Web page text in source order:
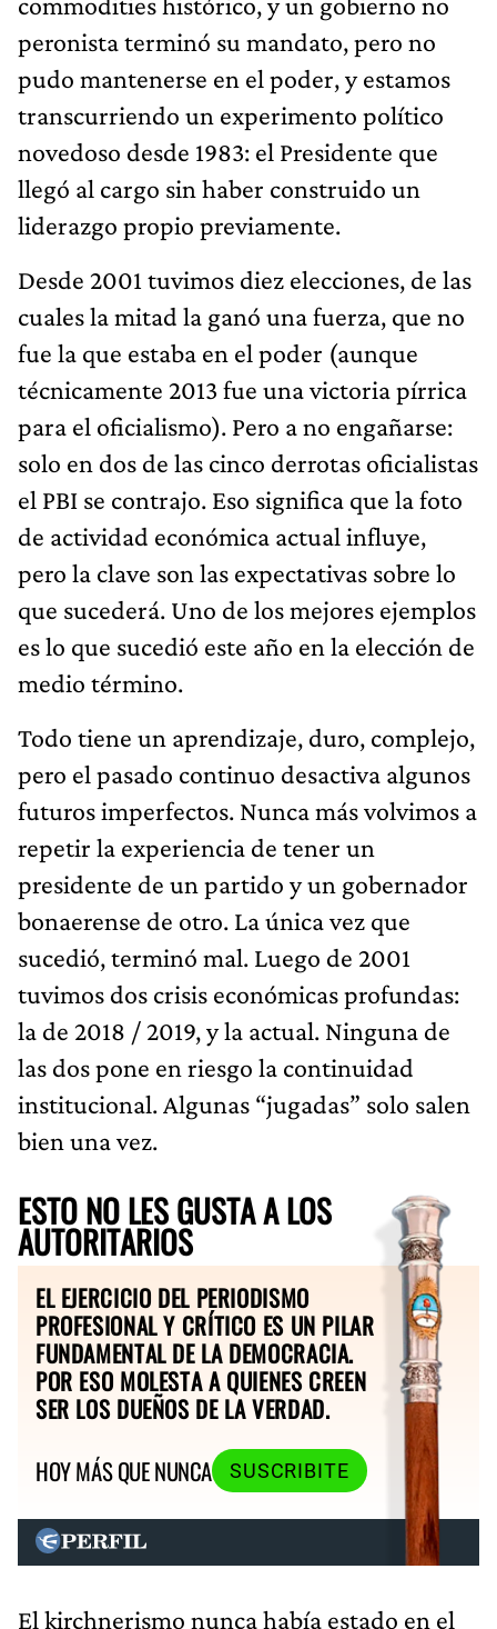
peronista terminó su mandato, pero no
pudo mantenerse en el poder, y estamos
transcurriendo un experimento político
novedoso desde 1983: el Presidente que
llegó al cargo sin haber construido un
liderazgo propio previamente.
Desde 2001 tuvimos diez elecciones, de las
cuales la mitad la ganó una fuerza, que no
fue la que estaba en el poder (aunque
técnicamente 2013 fue una victoria pírrica
para el oficialismo). Pero a no engañarse:
solo en dos de las cinco derrotas oficialistas
el PBI se contrajo. Eso significa que la foto
de actividad económica actual influye,
pero la clave son las expectativas sobre lo
que sucederá. Uno de los mejores ejemplos
es lo que sucedió este año en la elección de
medio término.
Todo tiene un aprendizaje, duro, complejo,
pero el pasado continuo desactiva algunos
futuros imperfectos. Nunca más volvimos a
repetir la experiencia de tener un
presidente de un partido y un gobernador
bonaerense de otro. La única vez que
sucedió, terminó mal. Luego de 2001
tuvimos dos crisis económicas profundas:
la de 2018 / 2019, y la actual. Ninguna de
las dos pone en riesgo la continuidad
institucional. Algunas “jugadas” solo salen
bien una vez.
ESTO NO LES GUSTA A LOS
AUTORITARIOS
EL EJERCICIO DEL PERIODISMO
PROFESIONAL Y CRÍTICO ES UN PILAR
FUNDAMENTAL DE LA DEMOCRACIA.
POR ESO MOLESTA A QUIENES CREEN
SER LOS DUEÑOS DE LA VERDAD.
HOY MÁS QUE NUNCA
SUSCRIBITE
El kirchnerismo nunca había estado en el